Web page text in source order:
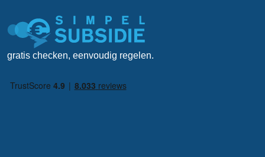
gratis checken, eenvoudig regelen.